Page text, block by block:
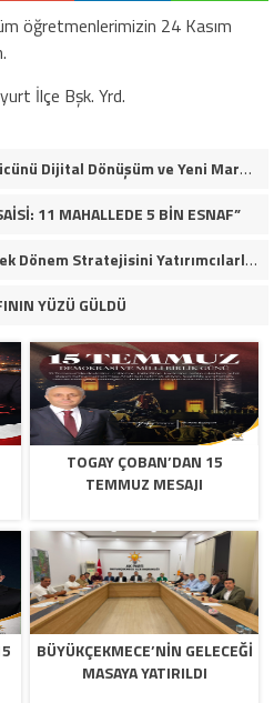
öğretmenlerimizin 24 Kasım
İlçe Bşk. Yrd.
Özyurtlar Holding, 35 Yıllık Gücünü Dijital Dönüşüm ve Yeni Marka Stratejisiyle Geleceğe Taşıyor
11 MAHALLEDE 5 BİN ESNAF”
Akçansa Yeni Yönetimi, Gelecek Dönem Stratejisini Yatırımcılarla Paylaştı
YÜZÜ GÜLDÜ
TOGAY ÇOBAN’DAN 15
TEMMUZ MESAJI
BÜYÜKÇEKMECE’NİN GELECEĞİ
MASAYA YATIRILDI